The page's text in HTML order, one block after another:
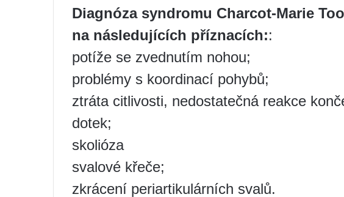
Diagnóza syndromu Charcot-Marie
na následujících příznacích::
potíže se zvednutím nohou;
problémy s koordinací pohybů;
ztráta citlivosti, nedostatečná reakce
dotek;
skolióza
svalové křeče;
zkrácení periartikulárních svalů.